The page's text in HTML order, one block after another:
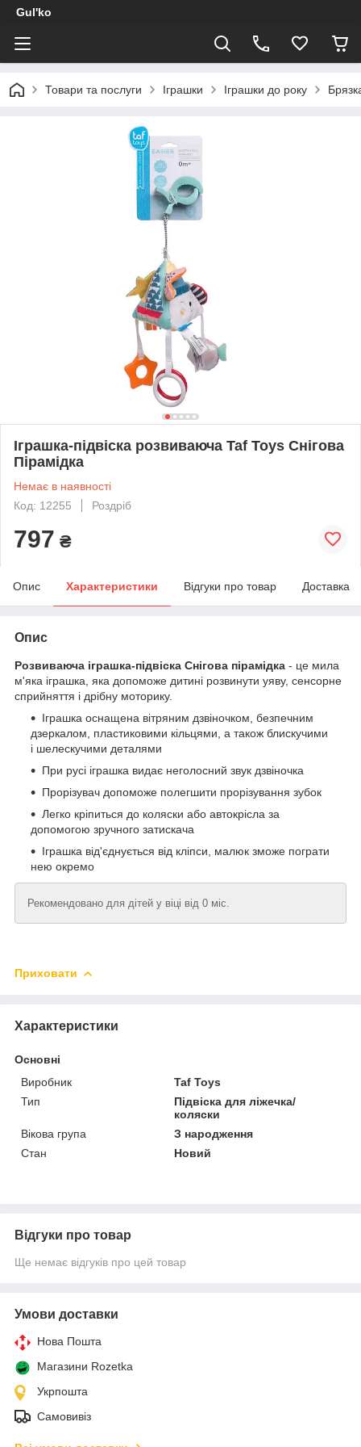
Gul'ko
Товари та послуги Іграшки Іграшки до року
Іграшка-підвіска розвиваюча Taf Toys Снігова
Пірамідка
Немає в наявності
Код: 12255
Роздріб
797 ₴
Опис Характеристики Відгуки про товар Доставка
Опис
Розвиваюча іграшка-підвіска Снігова пірамідка - це мила
м'яка іграшка, яка допоможе дитині розвинути уяву, сенсорне
сприйняття і дрібну моторику.
Іграшка оснащена вітряним дзвіночком, безпечним
дзеркалом, пластиковими кільцями, а також блискучими
і шелескучими деталями
При русі іграшка видає неголосний звук дзвіночка
Прорізувач допоможе полегшити прорізування зубок
Легко кріпиться до коляски або автокрісла за
допомогою зручного затискача
Іграшка від'єднується від кліпси, малюк зможе пограти
нею окремо
Рекомендовано для дітей у віці від 0 міс.
Приховати
Характеристики
Основні
Виробник
Taf Toys
Тип
Підвіска для ліжечка/
коляски
Вікова група
З народження
Стан
Новий
Відгуки про товар
Ще немає відгуків про цей товар
Умови доставки
Нова Пошта
Магазини Rozetka
Укрпошта
Самовивіз